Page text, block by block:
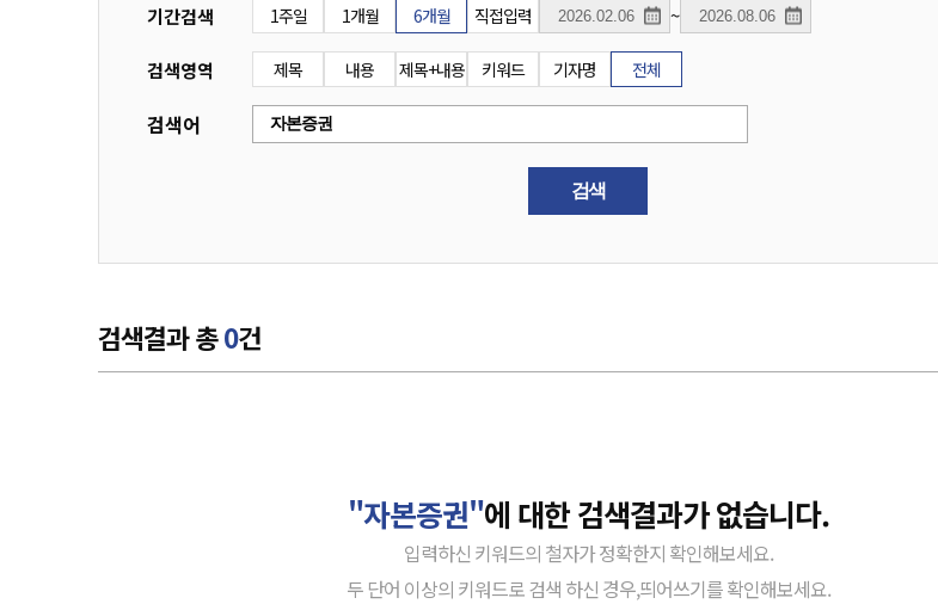
기간검색 1주일 1개월 6개월 직접입력 ~
검색영역 제목 내용 제목+내용 키워드 기자명 전체
검색어
검색
검색결과 총0건
"자본증권"에 대한 검색결과가 없습니다.
입력하신 키워드의 철자가 정확한지 확인해보세요.
두 단어 이상의 키워드로 검색 하신 경우,띄어쓰기를 확인해보세요.